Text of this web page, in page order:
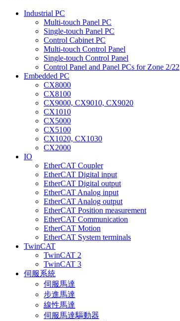
Industrial PC
Multi-touch Panel PC
Single-touch Panel PC
Control Cabinet PC
Multi-touch Control Panel
Single-touch Control Panel
Control Panel and Panel PCs for Zone 2/22
Embedded PC
CX8000
CX8100
CX9000, CX9010, CX9020
CX1010
CX5000
CX5100
CX1020, CX1030
CX2000
IO
EtherCAT Coupler
EtherCAT Digital input
EtherCAT Digital output
EtherCAT Analog input
EtherCAT Analog output
EtherCAT Position measurement
EtherCAT Communication
EtherCAT Motion
EtherCAT System terminals
TwinCAT
TwinCAT 2
TwinCAT 3
伺服系統
伺服馬達
步進馬達
線性馬達
伺服馬達驅動器